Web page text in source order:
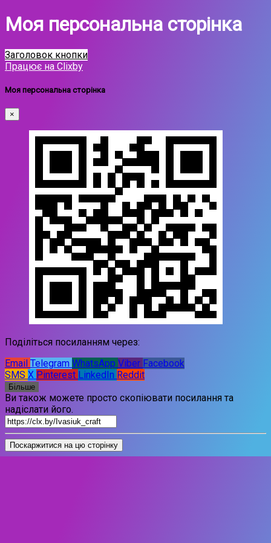
Моя персональна сторінка
Заголовок кнопки
Працює на Clixby
Моя персональна сторінка
×
Поділіться посиланням через:
Email Telegram WhatsApp Viber Facebook
SMS X Pinterest LinkedIn Reddit
Більше
Ви також можете просто скопіювати посилання та
надіслати його.
Поскаржитися на цю сторінку